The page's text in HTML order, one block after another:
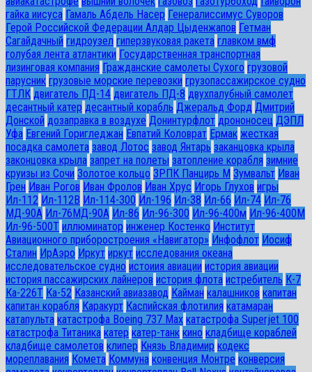
гайка иисуса Гамаль Абдель Насер Генералиссимус Суворов
Герой Российской Федерации Алдар Цыденжапов Гетман
Сагайдачный гидроузел гиперзвуковая ракета главком вмф
голубая лента атлантики Государственная транспортная
лизинговая компания Гражданские самолеты Сухого грузовой
парусник грузовые морские перевозки грузопассажирское судно
ГТЛК двигатель ПД-14 двигатель ПД-8 двухпалубный самолет
десантный катер десантный корабль Джеральд Форд Дмитрий
Донской дозаправка в воздухе Донинтурфлот дрононосец ДЭПЛ
Уфа Евгений Горигледжан Евпатий Коловрат Ермак жесткая
посадка самолета завод Лотос завод Янтарь заканцовка крыла
законцовка крыла запрет на полеты затопление корабля зимние
круизы из Сочи Золотое кольцо ЗРПК Панцирь М Зумвальт Иван
Грен Иван Рогов Иван Фролов Иван Хрус Игорь Глухов игры
Ил-112 Ил-112В Ил-114-300 Ил-196 Ил-38 Ил-66 Ил-74 Ил-76
МД-90А Ил-76МД-90А Ил-86 Ил-96-300 Ил-96-400м Ил-96-400М
Ил-96-500Т иллюминатор инженер Костенко Институт
Авиационного приборостроения «Навигатор» Инфофлот Иосиф
Сталин ИрАэро Иркут иркут исследования океана
исследовательское судно истоиия авиации история авиации
история пассажирских лайнеров история флота истребитель К-7
Ка-226Т Ка-52 Казанский авиазавод Кайман калашников капитан
капитан корабля Каракурт Каспийская флотилия катамаран
катапульта катастрофа Boeing 737 Max катастрофа Superjet 100
катастрофа Титаника катер катер-танк кино кладбище кораблей
кладбище самолетов клипер Князь Владимир кодекс
мореплавания Комета Коммуна конвенция Монтре конверсия